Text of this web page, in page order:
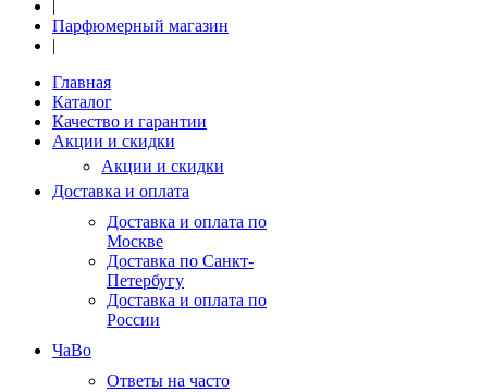
|
Парфюмерный магазин
|
Главная
Каталог
Качество и гарантии
Акции и скидки
Акции и скидки
Доставка и оплата
Доставка и оплата по
Москве
Доставка по Санкт-
Петербугу
Доставка и оплата по
России
ЧаВо
Ответы на часто